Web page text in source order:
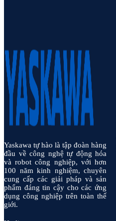
Yaskawa tự hào là tập đoàn hàng
đầu về công nghệ tự động hóa
và robot công nghiệp, với hơn
100 năm kinh nghiệm, chuyên
cung cấp các giải pháp và sản
phẩm đáng tin cậy cho các ứng
dụng công nghiệp trên toàn thế
giới.